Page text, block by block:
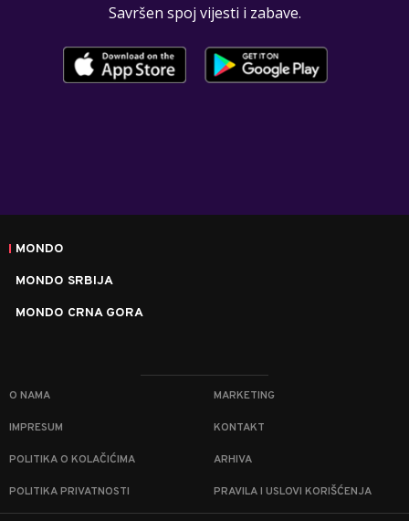
Savršen spoj vijesti i zabave.
MONDO
MONDO SRBIJA
MONDO CRNA GORA
O NAMA MARKETING
IMPRESUM KONTAKT
POLITIKA O KOLAČIĆIMA ARHIVA
POLITIKA PRIVATNOSTI PRAVILA I USLOVI KORIŠĆENJA